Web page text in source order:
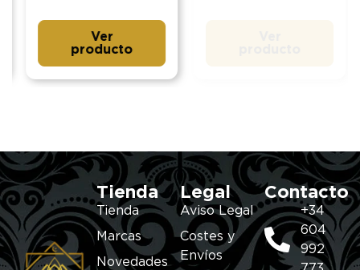
Ver
producto
Tienda
Tienda
Marcas
Novedades
Legal
Aviso Legal
Costes y
Envíos
Contacto
+34
604
992